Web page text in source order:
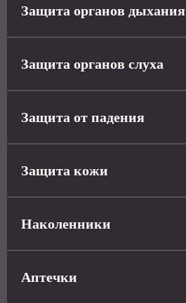
Защита органов дыхания
Защита органов слуха
Защита от падения
Защита кожи
Наколенники
Аптечки